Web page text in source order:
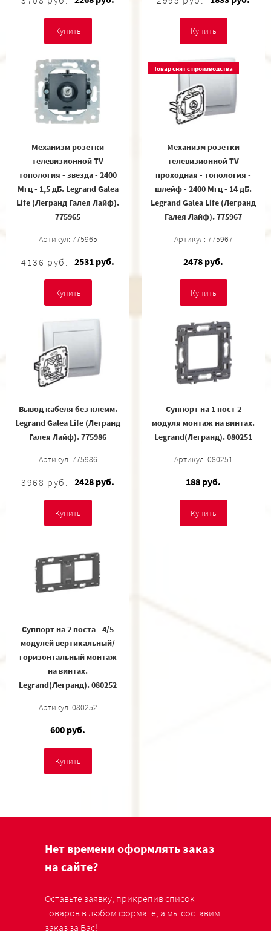
Купить Купить
Механизм розетки
телевизионной TV
топология - звезда - 2400
Мгц - 1,5 дБ. Legrand Galea
Life (Легранд Галея Лайф).
775965
Артикул: 775965
4136 руб. 2531 руб.
Купить
Товар снят с производства
Механизм розетки
телевизионной TV
проходная - топология -
шлейф - 2400 Мгц - 14 дБ.
Legrand Galea Life (Легранд
Галея Лайф). 775967
Артикул: 775967
2478 руб.
Купить
Вывод кабеля без клемм.
Legrand Galea Life (Легранд
Галея Лайф). 775986
Артикул: 775986
3968 руб. 2428 руб.
Купить
Суппорт на 1 пост 2
модуля монтаж на винтах.
Legrand(Легранд). 080251
Артикул: 080251
188 руб.
Купить
Суппорт на 2 поста - 4/5
модулей вертикальный/
горизонтальный монтаж
на винтах.
Legrand(Легранд). 080252
Артикул: 080252
600 руб.
Купить
Нет времени оформлять заказ
на сайте?
Оставьте заявку, прикрепив список
товаров в любом формате, а мы составим
заказ за Вас!